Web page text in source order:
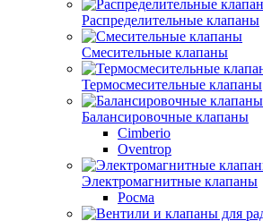
Распределительные клапаны
Cмесительные клапаны
Термосмесительные клапаны
Балансировочные клапаны
Cimberio
Oventrop
Электромагнитные клапаны
Росма